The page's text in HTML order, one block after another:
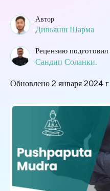
Автор
Дивьянш Шарма
Рецензию подготовил
Сандип Соланки.
Обновлено 2 января 2024 г